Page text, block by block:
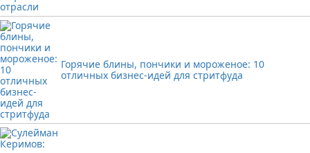
Горячие блины, пончики и мороженое: 10
отличных бизнес-идей для стритфуда